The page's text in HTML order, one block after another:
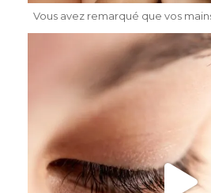
Vous avez remarqué que vos
dr.katiasalomon